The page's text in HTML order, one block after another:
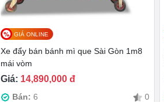
GIÁ ONLINE
Xe đẩy bán bánh mì que Sài Gòn 1m8
mái vòm
Giá: 14,890,000 đ
Bán: 6 0